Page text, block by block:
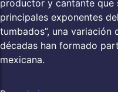
productor y cantante que
principales exponentes
tumbados”, una
décadas han formado
mexicana.